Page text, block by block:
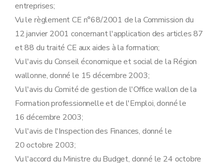
Art. 20
Section 5 Du Comité d'accompagnement du chèque-formation
Art. 21
Art. 22
Chapitre III Du crédit-adaptation
Section première
Des critères d'agrément des formations
Art. 23
Art. 24
Art. 25
Section 2 De la procédure d'octroi du crédit-adaptation
Art. 26
Art. 27
Art. 28
Chapitre IV Du suivi et de l'évaluation du chèque-formation et du crédit-adaptation
Art. 29
Art. 30
Art. 31
entreprises;
Vu le règlement CE n°68/2001 de la Commission du
12 janvier 2001 concernant l'application des articles 87
et 88 du traité CE aux aides à la formation;
Vu l'avis du Conseil économique et social de la Région
wallonne, donné le 15 décembre 2003;
Vu l'avis du Comité de gestion de l'Office wallon de la
Formation professionnelle et de l'Emploi, donné le
16 décembre 2003;
Vu l'avis de l'Inspection des Finances, donné le
20 octobre 2003;
Vu l'accord du Ministre du Budget, donné le 24 octobre